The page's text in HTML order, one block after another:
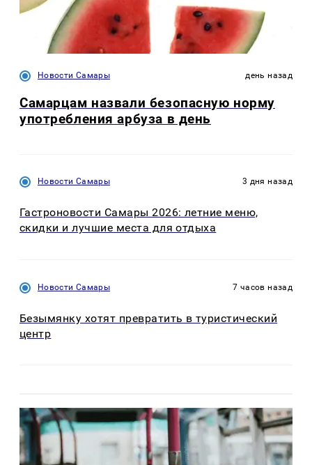
Новости Самары день назад
Самарцам назвали безопасную норму
употребления арбуза в день
Новости Самары 3 дня назад
Гастроновости Самары 2026: летние меню,
скидки и лучшие места для отдыха
Новости Самары 7 часов назад
Безымянку хотят превратить в туристический
центр